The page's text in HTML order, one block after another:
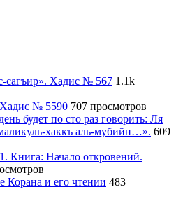
сагъир». Хадис № 567 1.1k
Хадис № 5590 707 просмотров
будет по сто раз говорить: Ля
хаккъ аль-мубийн…». 609
Книга: Начало откровений.
Корана и его чтении 483